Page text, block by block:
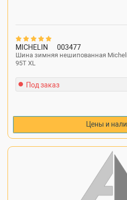
MICHELIN 003477
Шина зимняя нешипованная
95T XL
Под заказ
Цены и